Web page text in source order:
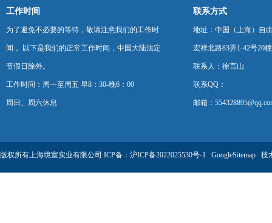
工作时间
为了避免不必要的等待，敬请注意我们的工作时
间 。以下是我们的正常工作时间，中国大陆法定
节假日除外。
工作时间：周一至周五 早8：30-晚6：00
周日、周六休息
联系方式
地址：中国（上海）自
宏祥北路83弄1-42号20
联系人：徐言山
联系QQ：
邮箱：
版权所有上海境宣实业有限公司 ICP备： 沪ICP备2022025530号-1 GoogleSitemap 技